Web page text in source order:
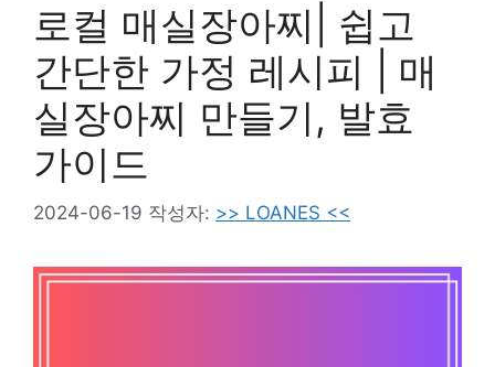
로컬 매실장아찌| 쉽고
간단한 가정 레시피 | 매
실장아찌 만들기, 발효
가이드
2024-06-19 작성자: >> LOANES <<